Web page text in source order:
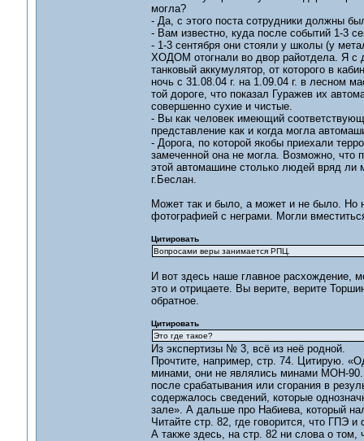
могла?
- Да, с этого поста сотрудники должны
- Вам известно, куда после событий 1-3
- 1-3 сентября они стояли у школы (у
ХОДОМ отогнали во двор райотдела. Я с
танковый аккумулятор, от которого в
ночь с 31.08.04 г. на 1.09.04 г. в лесном
той дороге, что показал Гуражев их
совершенно сухие и чистые.
- Вы как человек имеющий
представление как и когда могла
- Дорога, по которой якобы приехали
замеченной она не могла. Возможно, что
этой автомашине столько людей вряд ли
г.Беслан.
Может так и было, а может и не было. Но
фотографией с неграми. Могли
Цитировать
Вопросами веры занимается РПЦ.
И вот здесь наше главное расхождение,
это и отрицаете. Вы верите, верите
обратное.
Цитировать
Это где такое?
Из экспертизы № 3, всё из неё родной.
Прочтите, например, стр. 74. Цитирую.
минами, они не являлись минами МОН-90.
после срабатывания или сгорания в
содержалось сведений, которые
зале». А дальше про Набиева, который
Читайте стр. 82, где говорится, что ГПЭ
А также здесь, на стр. 82 ни слова о